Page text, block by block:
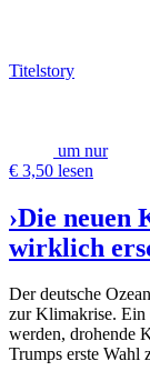
Titelstory
um nur
€ 3,50 lesen
›Die neuen
wirklich
Der deutsche
zur Klimakrise. Ein
werden, drohende
Trumps erste Wahl